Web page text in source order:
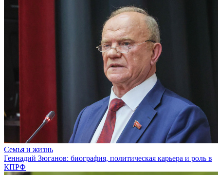
Семья и жизнь
Геннадий Зюганов: биография, политическая карьера и роль в
КПРФ